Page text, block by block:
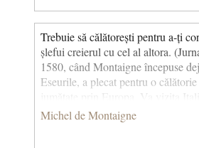
Trebuie să călătorești pentru a-ți
șlefui creierul cu cel al altora.
1580, când Montaigne începuse
Eseurile, a plecat pentru o
jumătate prin Europa. Va vizita
Germania ceea ce îi va permite să
sus în Jurnal de călătorie. © CCC
Michel de Montaigne